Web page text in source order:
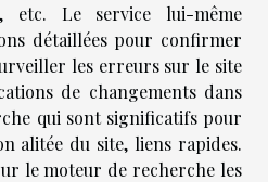
etc. Le service lui-même
détaillées pour confirmer
les erreurs sur le site
de changements dans
qui sont significatifs pour
alitée du site, liens rapides.
le moteur de recherche les